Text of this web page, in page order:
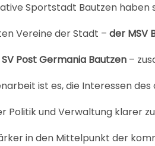
Sportstadt Bautzen haben
Vereine der Stadt – der MSV
Post Germania Bautzen –
ist es, die Interessen
Politik und Verwaltung klarer
in den Mittelpunkt der